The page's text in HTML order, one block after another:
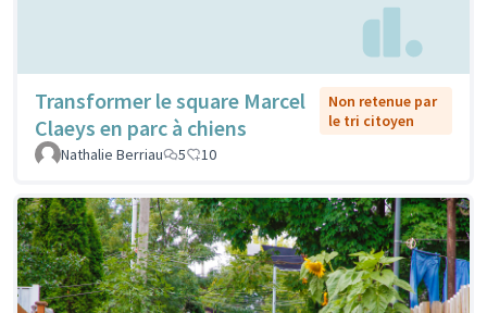
Transformer le square Marcel
Claeys en parc à chiens
Non retenue par
le tri citoyen
Nathalie Berriau
5 10